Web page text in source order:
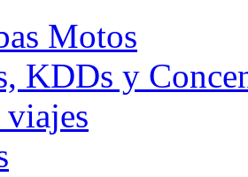
Motos
KDDs y